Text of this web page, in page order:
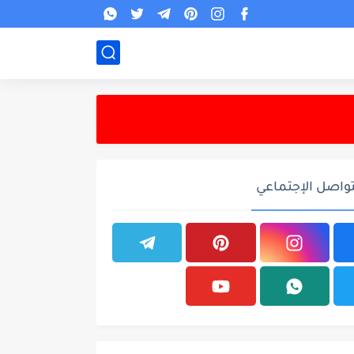
الإجتماعي